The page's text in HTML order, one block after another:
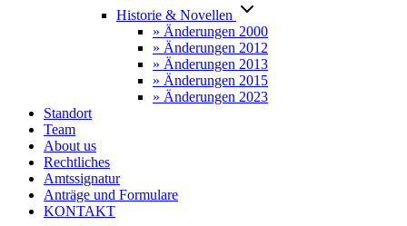
Historie & Novellen
» Änderungen 2000
» Änderungen 2012
» Änderungen 2013
» Änderungen 2015
» Änderungen 2023
Standort
Team
About us
Rechtliches
Amtssignatur
Anträge und Formulare
KONTAKT